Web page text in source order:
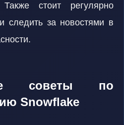
стоит регулярно
следить за новостями в
советы по
Snowflake